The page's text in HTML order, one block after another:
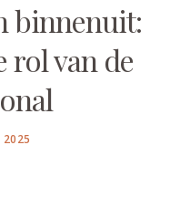
binnenuit:
rol van de
2025